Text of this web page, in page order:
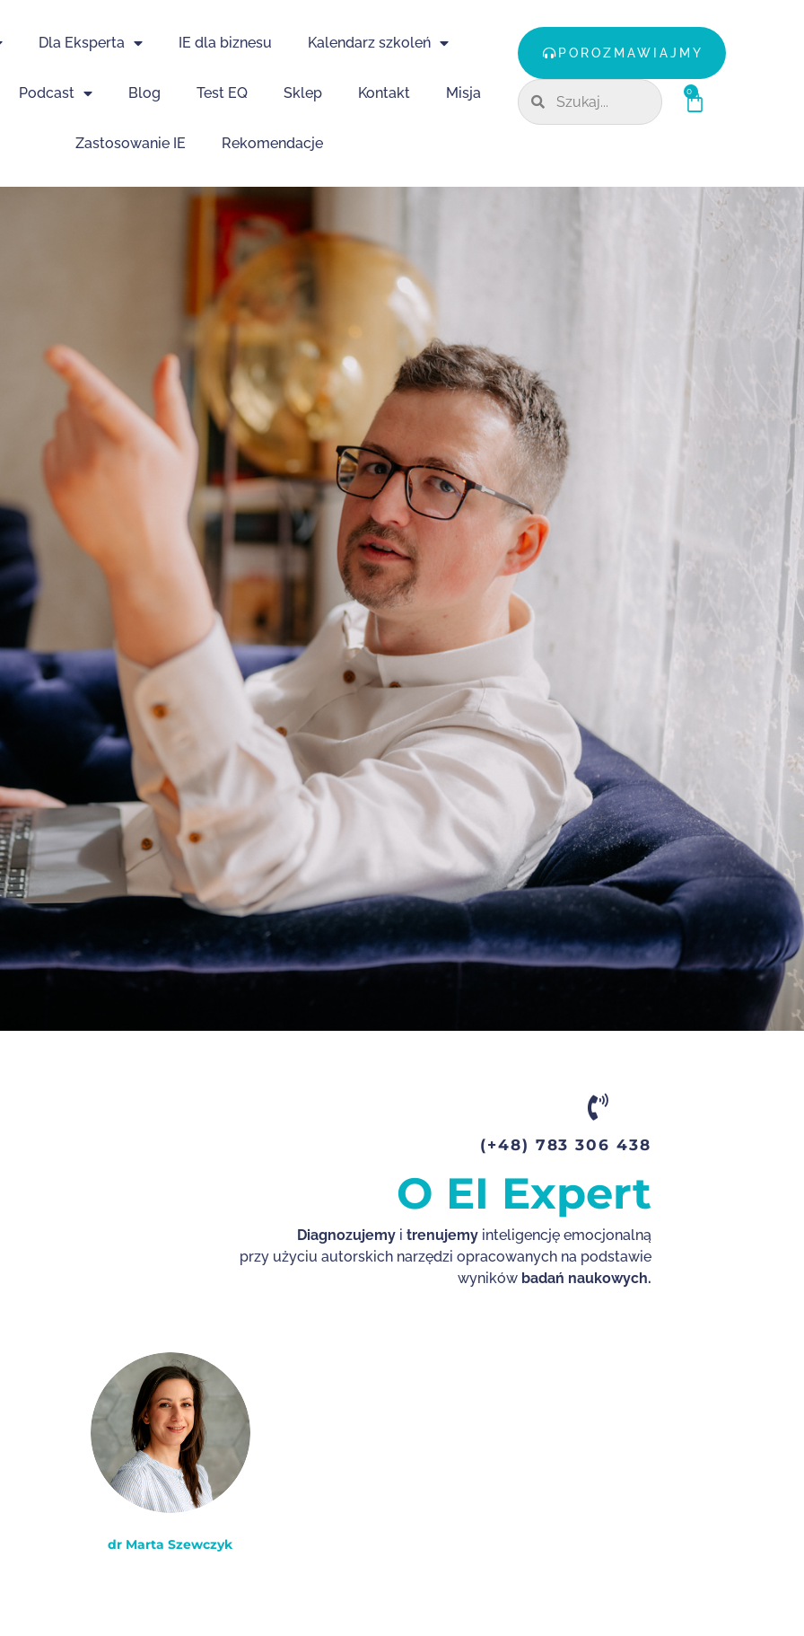
Dla Eksperta IE dla biznesu Kalendarz szkoleń
Podcast Blog Test EQ Sklep Kontakt Misja
Zastosowanie IE Rekomendacje
POROZMAWIAJMY
0
(+48) 783 306 438
O EI Expert
Diagnozujemyi trenujemyinteligencję emocjonalną
przy użyciu autorskich narzędzi opracowanych na podstawie
wyników badań naukowych.
dr Marta Szewczyk